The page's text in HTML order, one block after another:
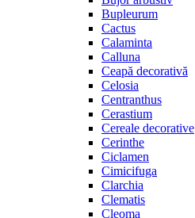
Bupleurum
Cactus
Calaminta
Calluna
Ceapă decorativă
Celosia
Centranthus
Cerastium
Cereale decorative
Cerinthe
Ciclamen
Cimicifuga
Clarchia
Clematis
Cleoma